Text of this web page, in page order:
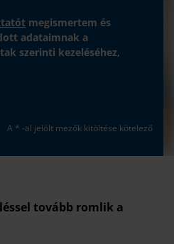
megismertem és
adataimnak a
szerinti kezeléséhez,
A * -al jelölt mezők kitöltése kötelező
tovább romlik a